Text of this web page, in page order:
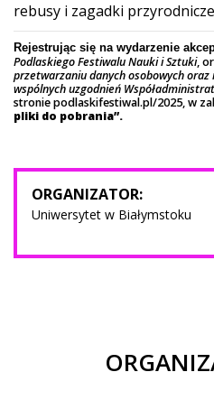
rebusy i zagadki
Rejestrując się na wydarzenie
Podlaskiego Festiwalu Nauki i Sztuki,
przetwarzaniu danych osobowych
wspólnych uzgodnień
stronie podlaskifestiwal.pl/2025, w
pliki do pobrania”.
ORGANIZATOR:
Uniwersytet w Białymstoku